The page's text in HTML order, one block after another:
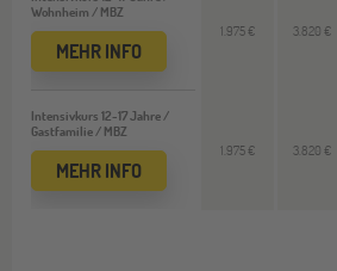
Wohnheim / MBZ
MEHR INFO
Intensivkurs 12-17 Jahre /
Gastfamilie / MBZ
MEHR INFO
1.975 € 3.820 €
1.975 € 3.820 €